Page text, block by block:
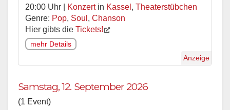
20:00 Uhr | Konzertin Kassel , Theaterstübchen
Genre: Pop, Soul , Chanson
Hier gibts die Tickets!
mehr Details
Anzeige
Samstag, 12. September 2026
(1 Event)